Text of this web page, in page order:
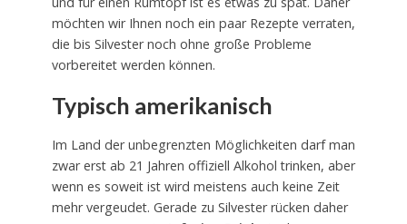
möchten wir Ihnen noch ein paar Rezepte verraten,
die bis Silvester noch ohne große Probleme
vorbereitet werden können.
Typisch amerikanisch
Im Land der unbegrenzten Möglichkeiten darf man
zwar erst ab 21 Jahren offiziell Alkohol trinken, aber
wenn es soweit ist wird meistens auch keine Zeit
mehr vergeudet. Gerade zu Silvester rücken daher